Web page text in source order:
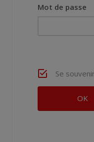
Mot de passe
Se